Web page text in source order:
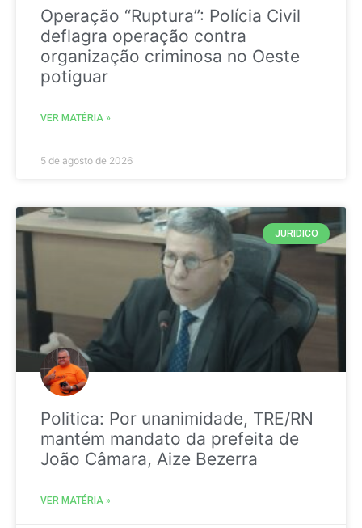
Operação “Ruptura”: Polícia Civil
deflagra operação contra
organização criminosa no Oeste
potiguar
VER MATÉRIA »
5 de agosto de 2026
JURIDICO
Politica: Por unanimidade, TRE/RN
mantém mandato da prefeita de
João Câmara, Aize Bezerra
VER MATÉRIA »